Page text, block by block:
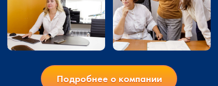
Подробнее о компании